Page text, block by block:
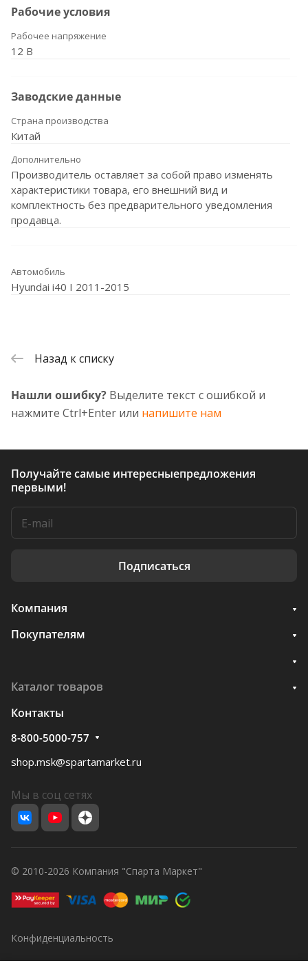
Рабочие условия
Рабочее напряжение
12 В
Заводские данные
Страна производства
Китай
Дополнительно
Производитель оставляет за собой право изменять
характеристики товара, его внешний вид и
комплектность без предварительного уведомления
продавца.
Автомобиль
Hyundai i40 I 2011-2015
Назад к списку
Нашли ошибку? Выделите текст с ошибкой и
нажмите Ctrl+Enter или напишите нам
Получайте самые интересныепредложения
первыми!
Подписаться
Компания
Покупателям
Каталог товаров
Контакты
8-800-5000-757
shop.msk@spartamarket.ru
Мы в соц сетях
© 2010-2026 Компания "Спарта Маркет"
Конфиденциальность